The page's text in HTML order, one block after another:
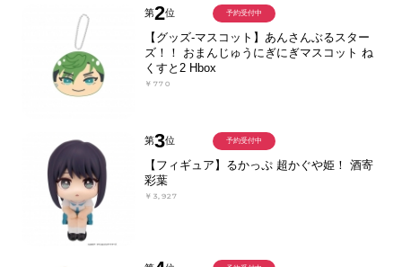
第2位
【グッズ-マスコット】あんさんぶるスター
ズ！！ おまんじゅうにぎにぎマスコット ね
くすと2 Hbox
￥770
予約受付中
第3位
【フィギュア】るかっぷ 超かぐや姫！ 酒寄
彩葉
￥3,927
予約受付中